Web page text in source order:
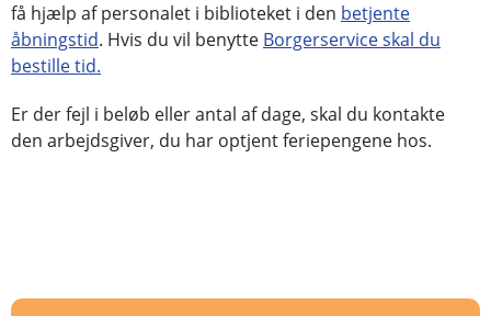
få hjælp af personalet i biblioteket i den betjente
åbningstid. Hvis du vil benytte Borgerservice skal du
bestille tid.
Er der fejl i beløb eller antal af dage, skal du kontakte
den arbejdsgiver, du har optjent feriepengene hos.